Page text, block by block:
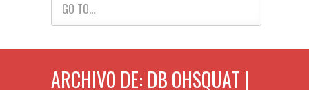
GO TO...
ARCHIVO DE: DB OHSQUAT |